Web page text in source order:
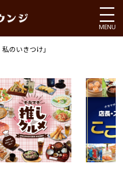
チカマチラウンジ
MENU